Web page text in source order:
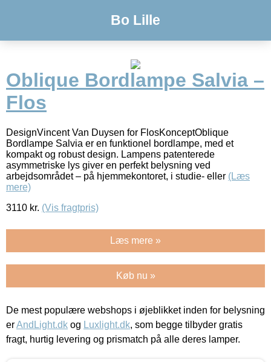
Bo Lille
Oblique Bordlampe Salvia –
Flos
DesignVincent Van Duysen for FlosKonceptOblique
Bordlampe Salvia er en funktionel bordlampe, med et
kompakt og robust design. Lampens patenterede
asymmetriske lys giver en perfekt belysning ved
arbejdsområdet – på hjemmekontoret, i studie- eller (Læs
mere)
3110 kr. (Vis fragtpris)
Læs mere »
Køb nu »
De mest populære webshops i øjeblikket inden for belysning
erAndLight.dk og Luxlight.dk, som begge tilbyder gratis
fragt, hurtig levering og prismatch på alle deres lamper.